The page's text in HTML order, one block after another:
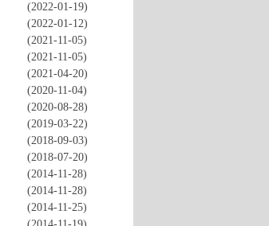
(2022-01-19)
(2022-01-12)
(2021-11-05)
(2021-11-05)
(2021-04-20)
(2020-11-04)
(2020-08-28)
(2019-03-22)
(2018-09-03)
(2018-07-20)
(2014-11-28)
(2014-11-28)
(2014-11-25)